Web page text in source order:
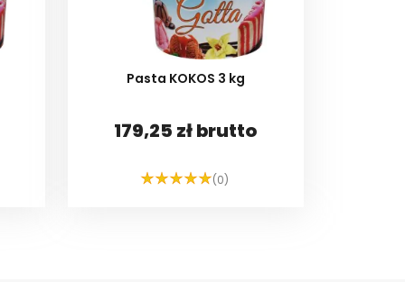
Pasta KOKOS 3 kg
179,25 zł brutto
(0)